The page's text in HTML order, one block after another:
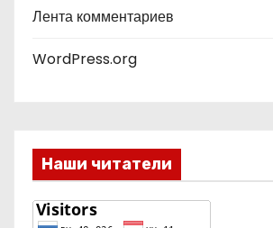
Лента комментариев
WordPress.org
Наши читатели